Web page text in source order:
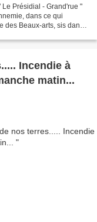
Présidial - Grand'rue "
dans ce qui
des Beaux-arts, sis dans
Incendie à
matin...